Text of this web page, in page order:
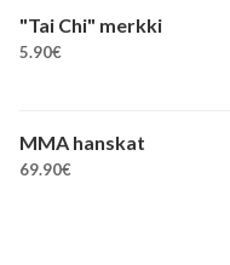
"Tai Chi" merkki
5.90€
MMA hanskat
69.90€